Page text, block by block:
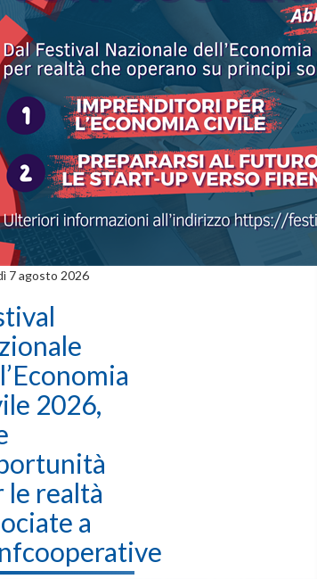
7 agosto 2026
2026,
le realtà
a